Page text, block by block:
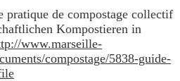
pratique de compostage collectif
Kompostieren in
www.marseille-
compostage/5838-guide-